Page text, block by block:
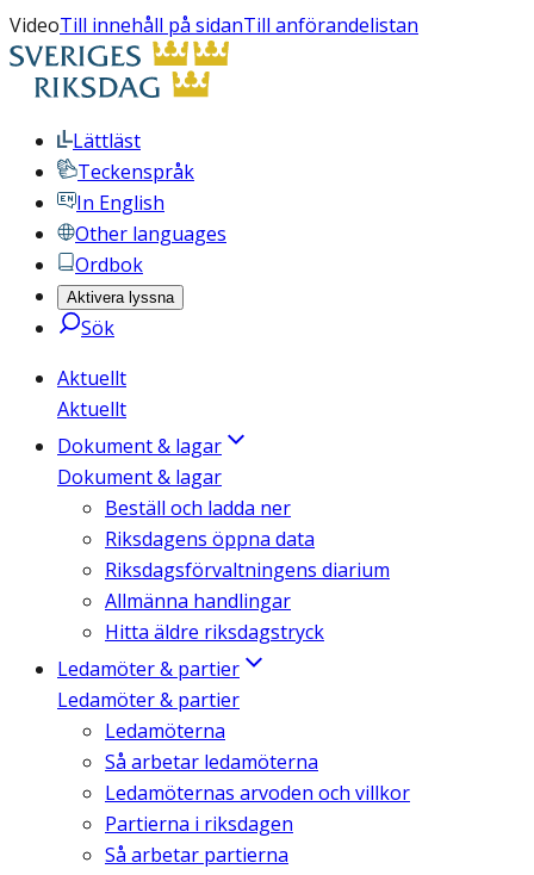
VideoTill innehåll på sidanTill anförandelistan
Lättläst
Teckenspråk
In English
Other languages
Ordbok
Aktivera lyssna
Sök
Aktuellt
Aktuellt
Dokument & lagar
Dokument & lagar
Beställ och ladda ner
Riksdagens öppna data
Riksdagsförvaltningens diarium
Allmänna handlingar
Hitta äldre riksdagstryck
Ledamöter & partier
Ledamöter & partier
Ledamöterna
Så arbetar ledamöterna
Ledamöternas arvoden och villkor
Partierna i riksdagen
Så arbetar partierna